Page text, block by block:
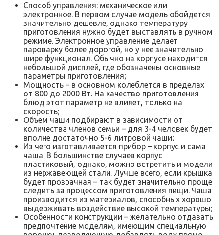
Способ управления: механическое или
электронное. В первом случае модель обойдется
значительно дешевле, однако температуру
приготовления нужно будет выставлять в ручном
режиме. Электронное управление делает
пароварку более дорогой, но у нее значительно
шире функционал. Обычно на корпусе находится
небольшой дисплей, где обозначены основные
параметры приготовления;
Мощность – в основном колеблется в пределах
от 800 до 2000 Вт. На качество приготовления
блюд этот параметр не влияет, только на
скорость;
Объем чаши подбирают в зависимости от
количества членов семьи – для 3-4 человек будет
вполне достаточно 5-6 литровой чаши;
Из чего изготавливается прибор – корпус и сама
чаша. В большинстве случаев корпус
пластиковый, однако, можно встретить и модели
из нержавеющей стали. Лучше всего, если крышка
будет прозрачная – так будет значительно проще
следить за процессом приготовления пищи. Чаша
производится из материалов, способных хорошо
выдерживать воздействие высокой температуры;
Особенности конструкции – желательно отдавать
предпочтение моделям, имеющим специальную